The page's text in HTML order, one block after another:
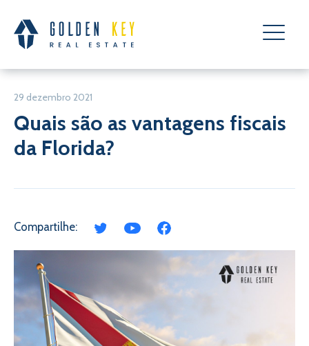
29 dezembro 2021
Quais são as vantagens fiscais
da Florida?
Compartilhe: